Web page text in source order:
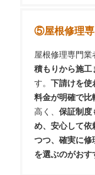
⑤屋根修理
屋根修理専門業
積もりから施工
す。下請けを使
料金が明確で比
高く、保証制度
め、安心して依
つつ、確実に修
を選ぶのがおす